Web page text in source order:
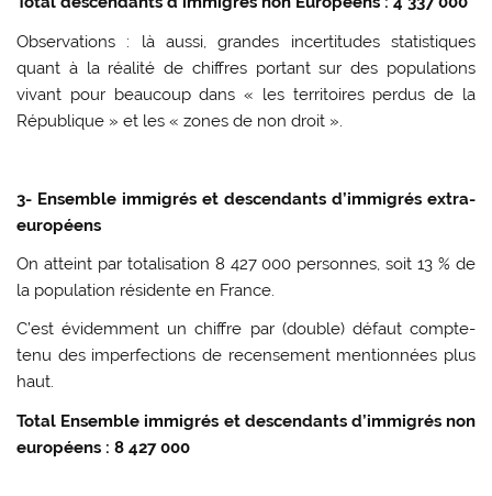
Observations : là aussi, grandes incertitudes statistiques
quant à la réalité de chiffres portant sur des populations
vivant pour beaucoup dans « les territoires perdus de la
République » et les « zones de non droit ».
3- Ensemble immigrés et descendants d’immigrés extra-
européens
On atteint par totalisation 8 427 000 personnes, soit 13 % de
la population résidente en France.
C’est évidemment un chiffre par (double) défaut compte-
tenu des imperfections de recensement mentionnées plus
haut.
Total Ensemble immigrés et descendants d’immigrés non
européens : 8 427 000